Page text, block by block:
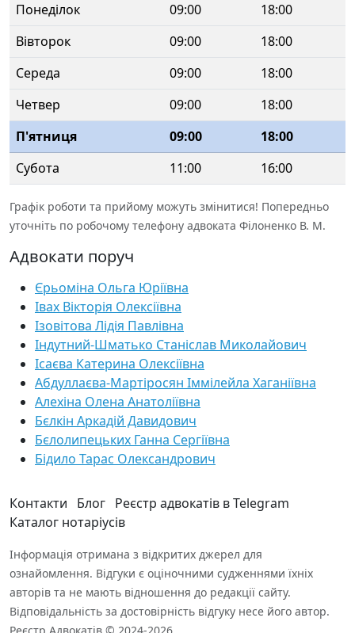
Понеділок 09:00
18:00
Вівторок
09:00
18:00
Середа
09:00
18:00
Четвер
09:00
18:00
П'ятниця
09:00
18:00
Субота
11:00 16:00
Графік роботи та прийому можуть змінитися! Попередньо
уточніть по робочому телефону адвоката Філоненко В. М.
Адвокати поруч
Єрьоміна Ольга Юріївна
Івах Вікторія Олексіївна
Ізовітова Лідія Павлівна
Індутний-Шматько Станіслав Миколайович
Ісаєва Катерина Олексіївна
Абдуллаєва-Мартіросян Іммілейла Хаганіївна
Алехіна Олена Анатоліївна
Бєлкін Аркадій Давидович
Бєлолипецьких Ганна Сергіївна
Бідило Тарас Олександрович
Контакти Блог Реєстр адвокатів в Telegram
Каталог нотаріусів
Інформація отримана з відкритих джерел для
ознайомлення. Відгуки є оціночними судженнями їхніх
авторів та не мають відношення до редакції сайту.
Відповідальність за достовірність відгуку несе його автор.